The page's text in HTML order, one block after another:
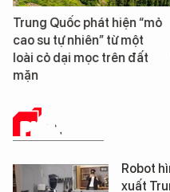
Trung Quốc phát hiện “mỏ
cao su tự nhiên” từ một
loài cỏ dại mọc trên đất
mặn
PHÂN TÍCH
Robot
xuất